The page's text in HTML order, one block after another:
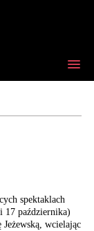
spektaklach
17 października)
Jeżewską, wcielając